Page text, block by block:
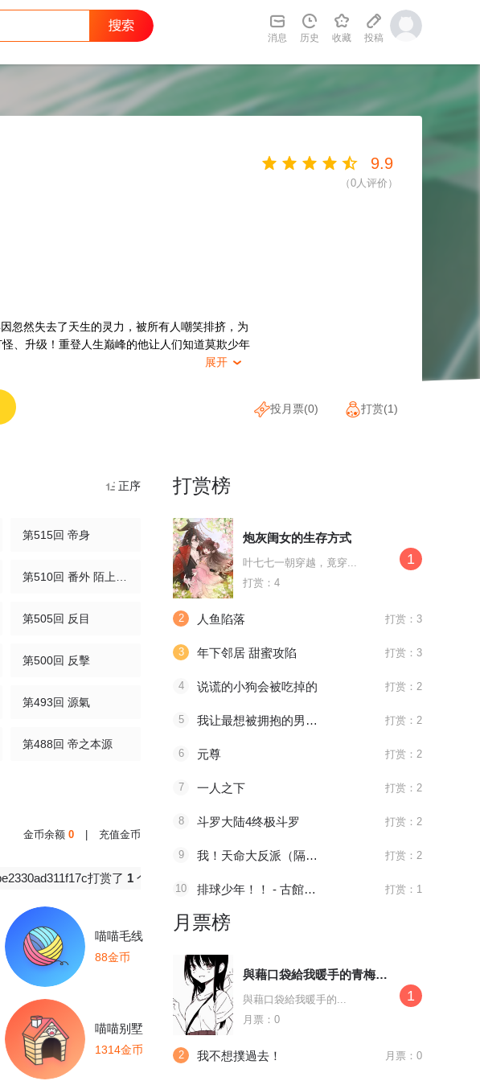
消息 历史 收藏 投稿
忽然失去了天生的灵力，被所有人嘲笑排挤，为
、升级！重登人生巅峰的他让人们知道莫欺少年
展开 
9.9
（0人评价）
投月票(0) 打赏(1)
正序
第515回 帝身
第505回 反目
第500回 反擊
第493回 源氣
第488回 帝之本源
第478回 兩個戰場
第473回 兵戈初起
第468回 異震
第463回 帝品雛丹
第453回 雷劫丹
金币余额 0 充值金币
打赏了1个爱心猫粮
喵喵毛线
88金币
喵喵别墅
1314金币
打赏榜
炮灰闺女的生存方式
叶七七一朝穿越，竟穿...
打赏：4
1
2 人鱼陷落 打赏：3
3 年下邻居 甜蜜攻陷 打赏：3
4 说谎的小狗会被吃掉的 打赏：2
5 我让最想被拥抱的男人给威胁了 打赏：2
6 元尊 打赏：2
7 一人之下 打赏：2
8 斗罗大陆4终极斗罗 打赏：2
9 我！天命大反派（隔周双更） 打赏：2
10 排球少年！！ - 古館春一 打赏：1
月票榜
與藉口袋給我暖手的青梅竹馬約會
與藉口袋給我暖手的...
月票：0
1
2 我不想撲過去！ 月票：0